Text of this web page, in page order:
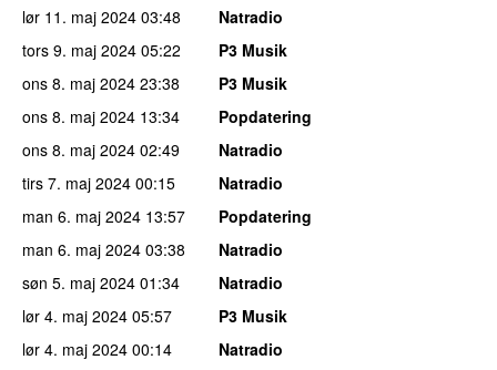
lør 11. maj 2024 03:48
Natradio
tors 9. maj 2024 05:22
P3 Musik
ons 8. maj 2024 23:38
P3 Musik
ons 8. maj 2024 13:34
Popdatering
ons 8. maj 2024 02:49
Natradio
tirs 7. maj 2024 00:15
Natradio
man 6. maj 2024 13:57
Popdatering
man 6. maj 2024 03:38
Natradio
søn 5. maj 2024 01:34
Natradio
lør 4. maj 2024 05:57
P3 Musik
lør 4. maj 2024 00:14 Natradio